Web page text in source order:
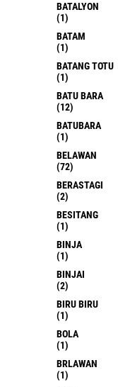
BATALYON
(1)
BATAM
(1)
BATANG TOTU
(1)
BATU BARA
(12)
BATUBARA
(1)
BELAWAN
(72)
BERASTAGI
(2)
BESITANG
(1)
BINJA
(1)
BINJAI
(2)
BIRU BIRU
(1)
BOLA
(1)
BRLAWAN
(1)